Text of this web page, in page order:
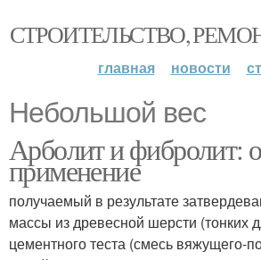
СТРОИТЕЛЬСТВО,
главная новости
Небольшой вес
Арболит и фибролит:
применение
получаемый в результате
массы из древесной шерсти (тонких
цементного теста (смесь вяжущего-